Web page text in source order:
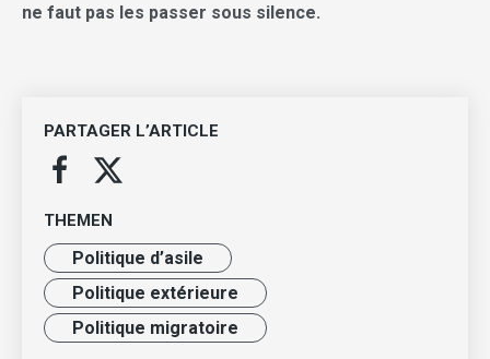
ne faut pas les passer sous silence.
PARTAGER L’ARTICLE
THEMEN
Politique d’asile
Politique extérieure
Politique migratoire